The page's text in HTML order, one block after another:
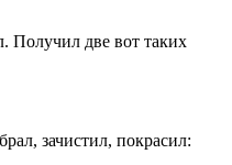
Получил две вот таких
зачистил, покрасил: